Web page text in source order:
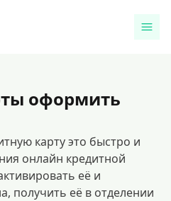
оформить
карту это быстро и
онлайн кредитной
её и
получить её в отделении